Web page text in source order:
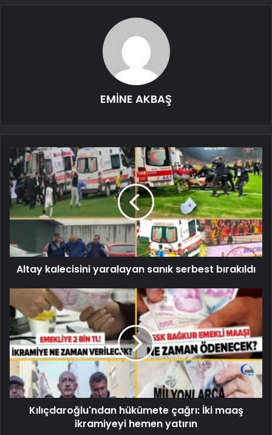
EMİNE AKBAŞ
Altay kalecisini yaralayan sanık serbest bırakıldı
Kılıçdaroğlu'ndan hükümete çağrı: İki maaş
ikramiyeyi hemen yatırın